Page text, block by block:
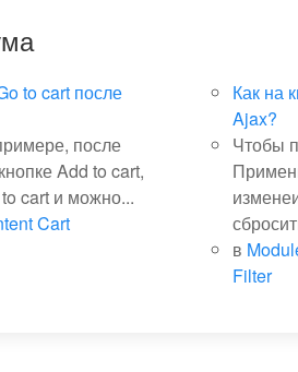
to cart после
после
Add to cart,
cart и можно...
Cart
Как на
Ajax?
Чтобы
в
Filter